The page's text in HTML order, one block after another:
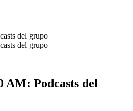
del grupo
del grupo
Podcasts del